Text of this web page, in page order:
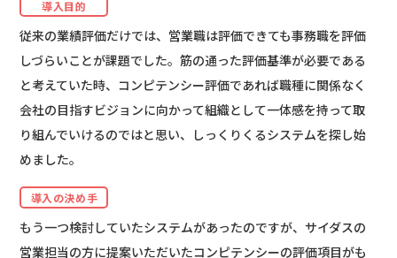
導入目的
従来の業績評価だけでは、営業職は評価できても事務職を評価
しづらいことが課題でした。筋の通った評価基準が必要である
と考えていた時、コンピテンシー評価であれば職種に関係なく
会社の目指すビジョンに向かって組織として一体感を持って取
り組んでいけるのではと思い、しっくりくるシステムを探し始
めました。
導入の決め手
もう一つ検討していたシステムがあったのですが、サイダスの
営業担当の方に提案いただいたコンピテンシーの評価項目がも